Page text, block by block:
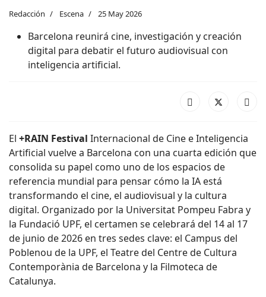
Redacción Escena 25 May 2026
Barcelona reunirá cine, investigación y creación
digital para debatir el futuro audiovisual con
inteligencia artificial.
El +RAIN Festival Internacional de Cine e Inteligencia
Artificial vuelve a Barcelona con una cuarta edición que
consolida su papel como uno de los espacios de
referencia mundial para pensar cómo la IA está
transformando el cine, el audiovisual y la cultura
digital. Organizado por la Universitat Pompeu Fabra y
la Fundació UPF, el certamen se celebrará del 14 al 17
de junio de 2026 en tres sedes clave: el Campus del
Poblenou de la UPF, el Teatre del Centre de Cultura
Contemporània de Barcelona y la Filmoteca de
Catalunya.